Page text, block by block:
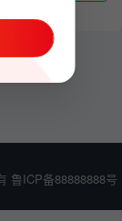
鲁ICP备88888888号